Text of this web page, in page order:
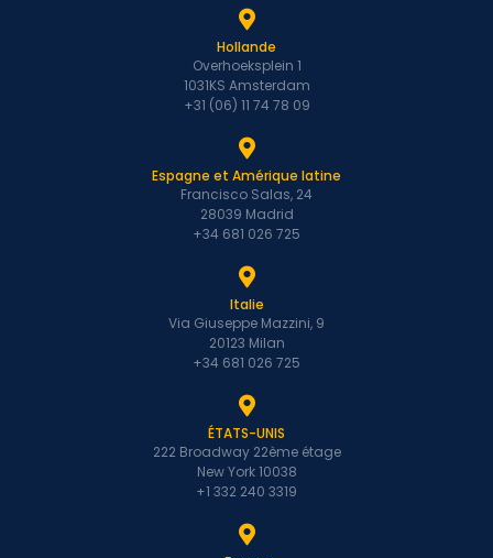
Hollande
Overhoeksplein 1
1031KS Amsterdam
+31 (06) 11 74 78 09
Espagne et Amérique latine
Francisco Salas, 24
28039 Madrid
+34 681 026 725
Italie
Via Giuseppe Mazzini, 9
20123 Milan
+34 681 026 725
ÉTATS-UNIS
222 Broadway 22ème étage
New York 10038
+1 332 240 3319